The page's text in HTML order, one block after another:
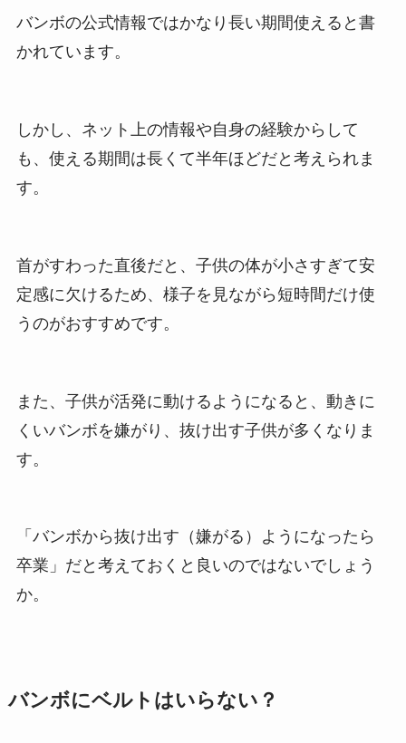
バンボの公式情報ではかなり長い期間使えると書
かれています。
しかし、ネット上の情報や自身の経験からして
も、使える期間は長くて半年ほどだと考えられま
す。
首がすわった直後だと、子供の体が小さすぎて安
定感に欠けるため、様子を見ながら短時間だけ使
うのがおすすめです。
また、子供が活発に動けるようになると、動きに
くいバンボを嫌がり、抜け出す子供が多くなりま
す。
「バンボから抜け出す（嫌がる）ようになったら
卒業」だと考えておくと良いのではないでしょう
か。
バンボにベルトはいらない？